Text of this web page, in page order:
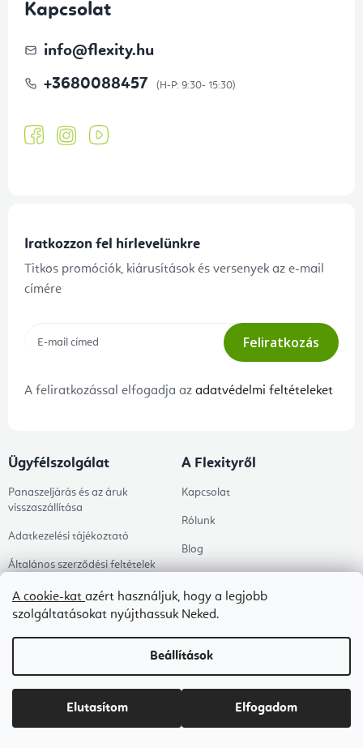
A cookie-kat azért használjuk, hogy a legjobb
szolgáltatásokat nyújthassuk Neked.
Beállítások
Elutasítom Elfogadom
Kapcsolat
info@flexity.hu
+3680088457
Iratkozzon fel hírlevelünkre
Titkos promóciók, kiárusítások és versenyek az e-mail
címére
Feliratkozás
A feliratkozással elfogadja az adatvédelmi feltételeket
Ügyfélszolgálat
Panaszeljárás és az áruk
visszaszállítása
Adatkezelési tájékoztató
Általános szerződési feltételek
B2B ÁSZF
Ingyenes kézbesítés
Árukereső értékelése
Megrendelés állapota
A Flexityről
Kapcsolat
Rólunk
Blog